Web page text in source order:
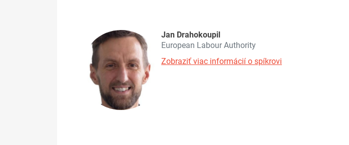
Jan Drahokoupil
European Labour Authority
Zobraziť viac informácií o spíkrovi